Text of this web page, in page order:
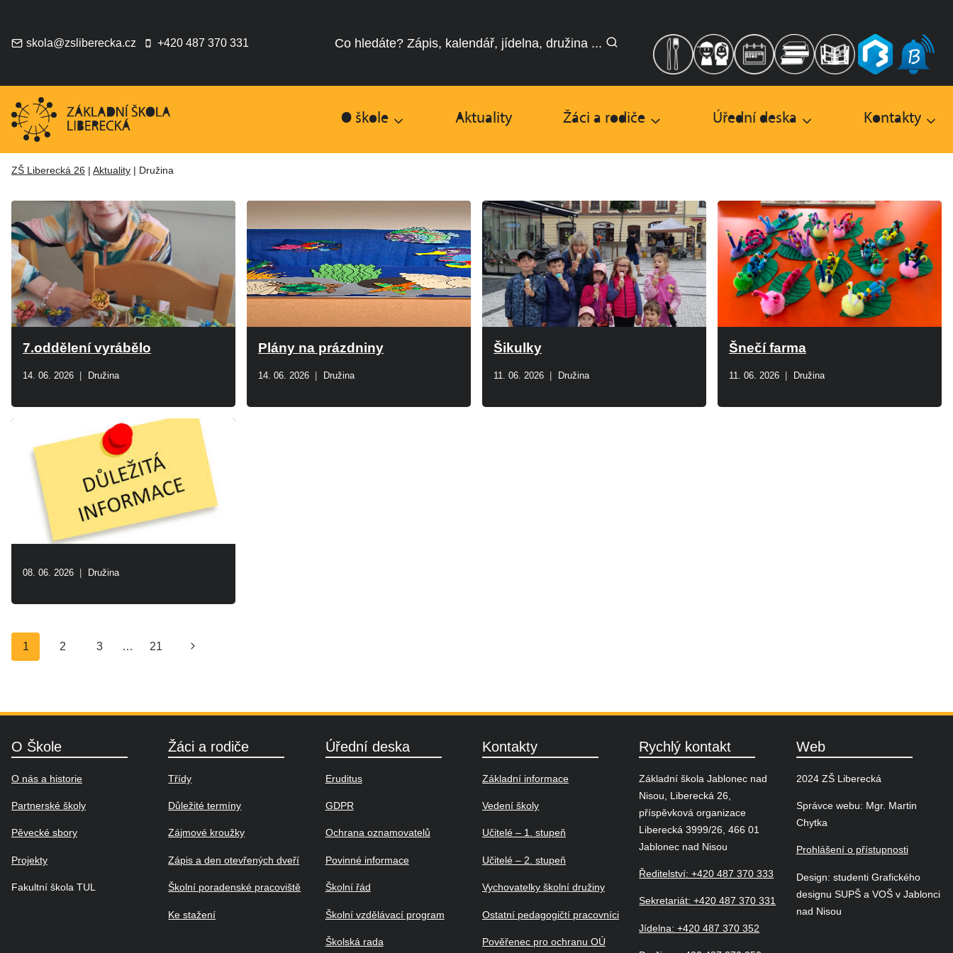
obsahskola@zsliberecka.cz +420 487 370 331 Co hledáte? Zápis, kalendář, jídelna, družina ...
O škole Aktuality Žáci a rodiče Úřední deska Kontakty
ZŠ Liberecká 26 Aktuality Družina
7.oddělení vyrábělo
14. 06. 2026 Družina
Plány na prázdniny
14. 06. 2026 Družina
Šikulky
11. 06. 2026 Družina
Šnečí farma
11. 06. 2026 Družina
08. 06. 2026 Družina
Navigace
1 2 3 … 21 Další
O Škole
O nás a historie
Partnerské školy
Pěvecké sbory
Projekty
Fakultní škola TUL
Žáci a rodiče
Třídy
Důležité termíny
Zájmové kroužky
Zápis a den otevřených dveří
Školní poradenské pracoviště
Ke stažení
Úřední deska
Eruditus
GDPR
Ochrana oznamovatelů
Povinné informace
Školní řád
Školní vzdělávací program
Školská rada
Kontakty
Základní informace
Vedení školy
Učitelé – 1. stupeň
Učitelé – 2. stupeň
Vychovatelky školní družiny
Ostatní pedagogičtí pracovníci
Pověřenec pro ochranu OÚ
Rychlý kontakt
Základní škola Jablonec nad
Nisou, Liberecká 26,
příspěvková organizace
Liberecká 3999/26, 466 01
Jablonec nad Nisou
Ředitelství: +420 487 370 333
Sekretariát: +420 487 370 331
Jídelna: +420 487 370 352
Web
2024 ZŠ Liberecká
Správce webu: Mgr. Martin
Chytka
Prohlášení o přístupnosti
Design: studenti Grafického
designu SUPŠ a VOŠ v Jablonci
nad Nisou